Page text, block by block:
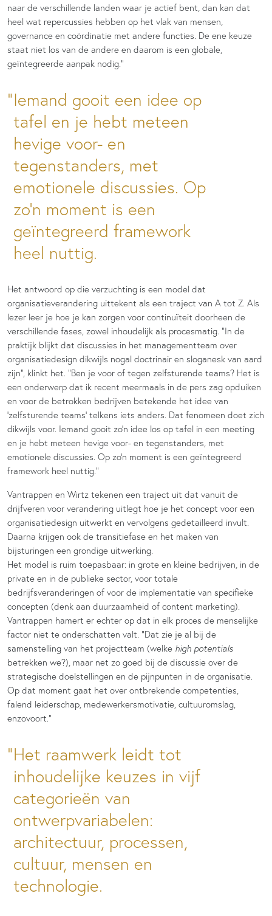
naar de verschillende landen waar je actief bent, dan kan dat
heel wat repercussies hebben op het vlak van mensen,
governance en coördinatie met andere functies. De ene keuze
staat niet los van de andere en daarom is een globale,
geïntegreerde aanpak nodig.”
Iemand gooit een idee op
tafel en je hebt meteen
hevige voor- en
tegenstanders, met
emotionele discussies. Op
zo’n moment is een
geïntegreerd framework
heel nuttig.
Het antwoord op die verzuchting is een model dat
organisatieverandering uittekent als een traject van A tot Z. Als
lezer leer je hoe je kan zorgen voor continuïteit doorheen de
verschillende fases, zowel inhoudelijk als procesmatig. “In de
praktijk blijkt dat discussies in het managementteam over
organisatiedesign dikwijls nogal doctrinair en sloganesk van aard
zijn”, klinkt het. “Ben je voor of tegen zelfsturende teams? Het is
een onderwerp dat ik recent meermaals in de pers zag opduiken
en voor de betrokken bedrijven betekende het idee van
‘zelfsturende teams’ telkens iets anders. Dat fenomeen doet zich
dikwijls voor. Iemand gooit zo’n idee los op tafel in een meeting
en je hebt meteen hevige voor- en tegenstanders, met
emotionele discussies. Op zo’n moment is een geïntegreerd
framework heel nuttig.”
Vantrappen en Wirtz tekenen een traject uit dat vanuit de
drijfveren voor verandering uitlegt hoe je het concept voor een
organisatiedesign uitwerkt en vervolgens gedetailleerd invult.
Daarna krijgen ook de transitiefase en het maken van
bijsturingen een grondige uitwerking.
Het model is ruim toepasbaar: in grote en kleine bedrijven, in de
private en in de publieke sector, voor totale
bedrijfsveranderingen of voor de implementatie van specifieke
concepten (denk aan duurzaamheid of content marketing).
Vantrappen hamert er echter op dat in elk proces de menselijke
factor niet te onderschatten valt. “Dat zie je al bij de
samenstelling van het projectteam (welke high potentials
betrekken we?), maar net zo goed bij de discussie over de
strategische doelstellingen en de pijnpunten in de organisatie.
Op dat moment gaat het over ontbrekende competenties,
falend leiderschap, medewerkersmotivatie, cultuuromslag,
enzovoort.”
Het raamwerk leidt tot
inhoudelijke keuzes in vijf
categorieën van
ontwerpvariabelen:
architectuur, processen,
cultuur, mensen en
technologie.